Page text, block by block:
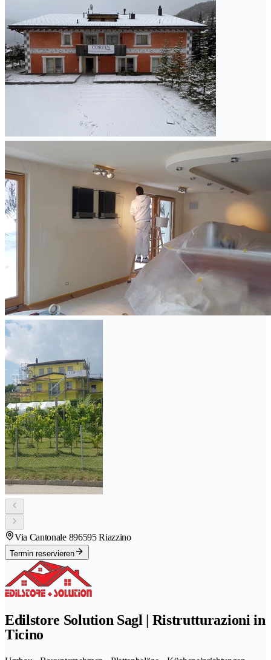
Via Cantonale 896595 Riazzino
Termin reservieren
Edilstore Solution Sagl | Ristrutturazioni in
Ticino